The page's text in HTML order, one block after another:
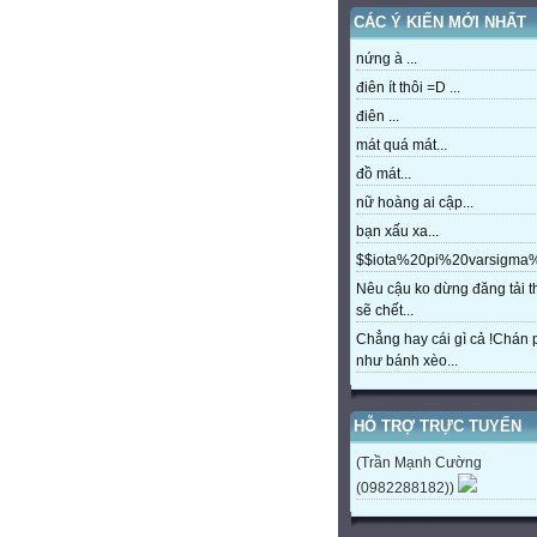
CÁC Ý KIẾN MỚI NHẤT
nứng à ...
điên ít thôi =D ...
điên ...
mát quá mát...
đồ mát...
nữ hoàng ai cập...
bạn xấu xa...
Nêu cậu ko dừng đăng tải
sẽ chết...
Chẳng hay cái gì cả !Chán
như bánh xèo...
HỖ TRỢ TRỰC TUYẾN
(Trần Mạnh Cường
(0982288182))